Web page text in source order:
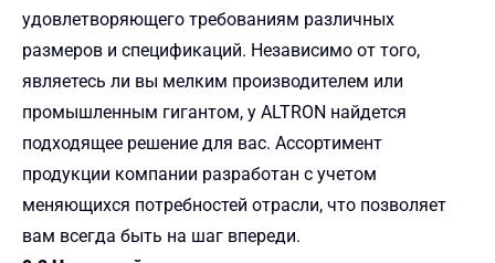
удовлетворяющего требованиям различных
размеров и спецификаций. Независимо от того,
являетесь ли вы мелким производителем или
промышленным гигантом, у ALTRON найдется
подходящее решение для вас. Ассортимент
продукции компании разработан с учетом
меняющихся потребностей отрасли, что позволяет
вам всегда быть на шаг впереди.